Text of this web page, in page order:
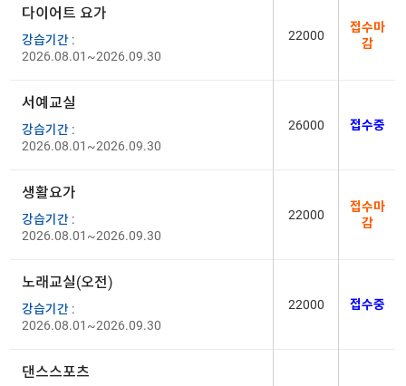
다이어트 요가
강습기간 :
2026.08.01~2026.09.30
22000
접수마
감
서예교실
강습기간 :
2026.08.01~2026.09.30
26000 접수중
생활요가
강습기간 :
2026.08.01~2026.09.30
22000
접수마
감
노래교실(오전)
강습기간 :
2026.08.01~2026.09.30
22000 접수중
댄스스포츠